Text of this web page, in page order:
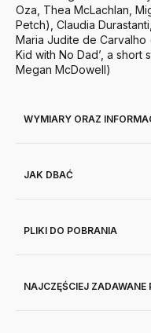
Oza, Thea McLachlan,
Petch), Claudia
Maria Judite de Carvalho
Kid with No Dad’, a short
Megan McDowell)
WYMIARY ORAZ
JAK DBAĆ
PLIKI DO POBRANIA
NAJCZĘŚCIEJ ZADAWANE